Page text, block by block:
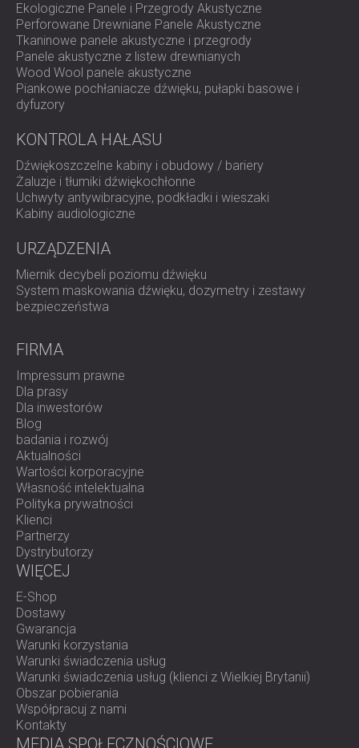
Ekologiczne Panele i Przegrody Akustyczne
Perforowane Drewniane Panele Akustyczne
Tkaninowe panele akustyczne i przegrody
Panele akustyczne z listew drewnianych
Wood Wool panele akustyczne
Piankowe pochłaniacze dźwięku, pułapki basowe i
dyfuzory
KONTROLA HAŁASU
Dźwiękoszczelne kabiny i obudowy / bariery
Żaluzje i tłumiki dźwiękochłonne
Uchwyty antywibracyjne, podkładki i wieszaki
Kabiny audiologiczne
URZĄDZENIA
Miernik decybeli poziomu dźwięku
System maskowania dźwięku, dozymetry i zestawy
bezpieczeństwa
FIRMA
Impressum prawne
Dla prasy
Dla inwestorów
Blog
badania i rozwój
Aktualności
Wartości korporacyjne
Własność intelektualna
Polityka prywatności
Klienci
Partnerzy
Dystrybutorzy
WIĘCEJ
E-Shop
Dostawy
Gwarancja
Warunki korzystania
Warunki świadczenia usług
Warunki świadczenia usług (klienci z Wielkiej Brytanii)
Obszar pobierania
Współpracuj z nami
Kontakty
MEDIA SPOŁECZNOŚCIOWE